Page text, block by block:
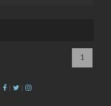
1
| |